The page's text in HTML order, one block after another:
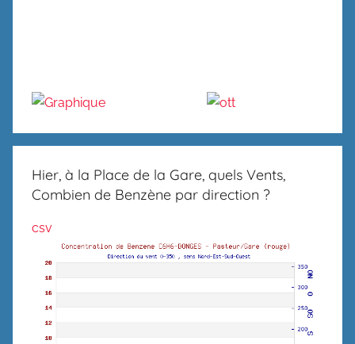
Hier, à la Place de la Gare, quels Vents,
Combien de Benzène par direction ?
csv